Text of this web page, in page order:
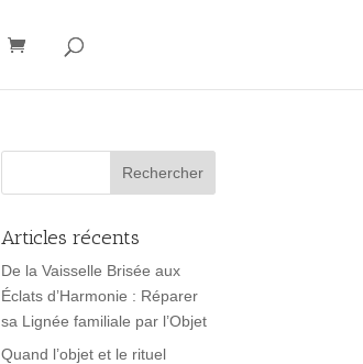
Articles récents
De la Vaisselle Brisée aux
Éclats d’Harmonie : Réparer
sa Lignée familiale par l’Objet
Quand l’objet et le rituel